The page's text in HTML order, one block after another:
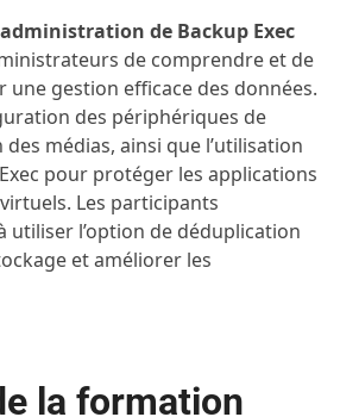
administration de Backup Exec
de comprendre et de
une gestion efficace des données.
des périphériques de
médias, ainsi que l’utilisation
pour protéger les applications
Les participants
utiliser l’option de déduplication
et améliorer les
la formation